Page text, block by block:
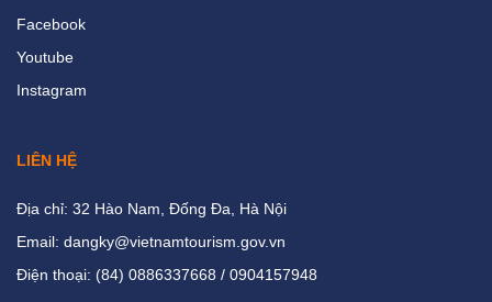
Facebook
Youtube
Instagram
LIÊN HỆ
Địa chỉ: 32 Hào Nam, Đống Đa, Hà Nội
Email: dangky@vietnamtourism.gov.vn
Điện thoại: (84) 0886337668 / 0904157948